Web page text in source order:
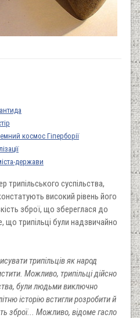
космос Гіперборії
держави
трипільського суспільства,
високий рівень його
зброї, що збереглася до
що трипільці були надзвичайно
трипільців як народ
Можливо, трипільці дійсно
були людьми виключно
історію встигли розробити й
зброї... Можливо, відоме гасло